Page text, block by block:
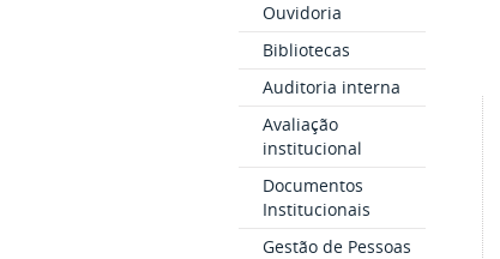
Ouvidoria
Bibliotecas
Auditoria interna
Avaliação
institucional
Documentos
Institucionais
Gestão de Pessoas